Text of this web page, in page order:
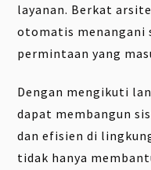
layanan. Berkat
otomatis menangani
permintaan yang
Dengan mengikuti
dapat membangun
dan efisien di
tidak hanya